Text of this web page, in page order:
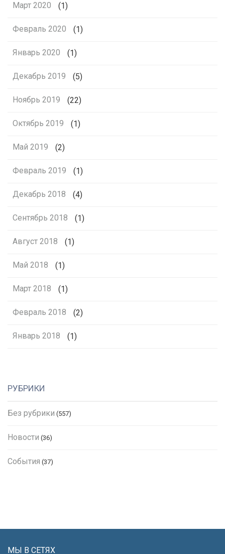
Март 2020 (1)
Февраль 2020 (1)
Январь 2020 (1)
Декабрь 2019 (5)
Ноябрь 2019 (22)
Октябрь 2019 (1)
Май 2019 (2)
Февраль 2019 (1)
Декабрь 2018 (4)
Сентябрь 2018 (1)
Август 2018 (1)
Май 2018 (1)
Март 2018 (1)
Февраль 2018 (2)
Январь 2018 (1)
РУБРИКИ
Без рубрики (557)
Новости (36)
События (37)
МЫ В СЕТЯХ